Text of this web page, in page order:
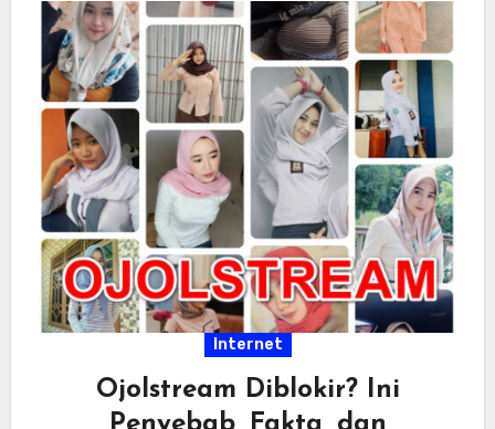
Internet
Ojolstream Diblokir? Ini